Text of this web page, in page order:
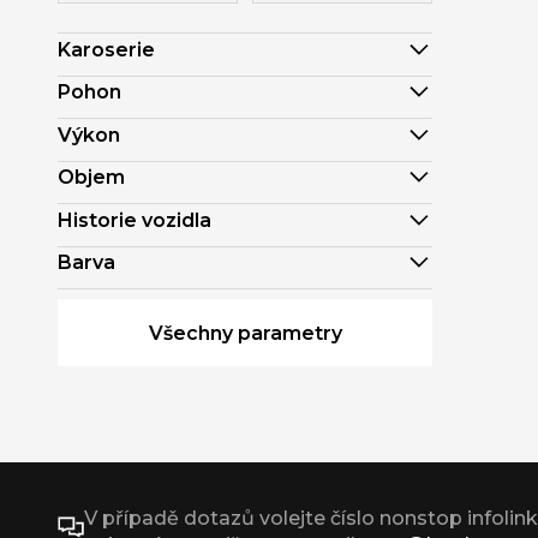
Karoserie
Pohon
Výkon
Objem
Historie vozidla
Barva
Všechny parametry
V případě dotazů volejte číslo nonstop